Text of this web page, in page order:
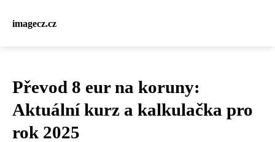
imagecz.cz
Převod 8 eur na koruny:
Aktuální kurz a kalkulačka pro
rok 2025